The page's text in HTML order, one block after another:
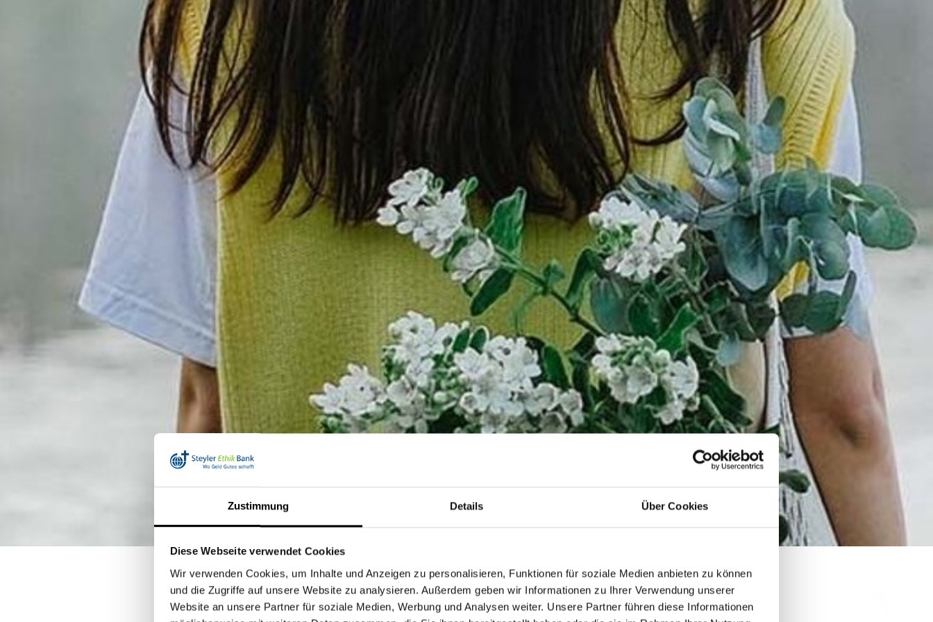
Zustimmung Details Über Cookies
Diese Webseite verwendet Cookies
Wir verwenden Cookies, um Inhalte und Anzeigen zu personalisieren, Funktionen für soziale Medien anbieten zu können
und die Zugriffe auf unsere Website zu analysieren. Außerdem geben wir Informationen zu Ihrer Verwendung unserer
Website an unsere Partner für soziale Medien, Werbung und Analysen weiter. Unsere Partner führen diese Informationen